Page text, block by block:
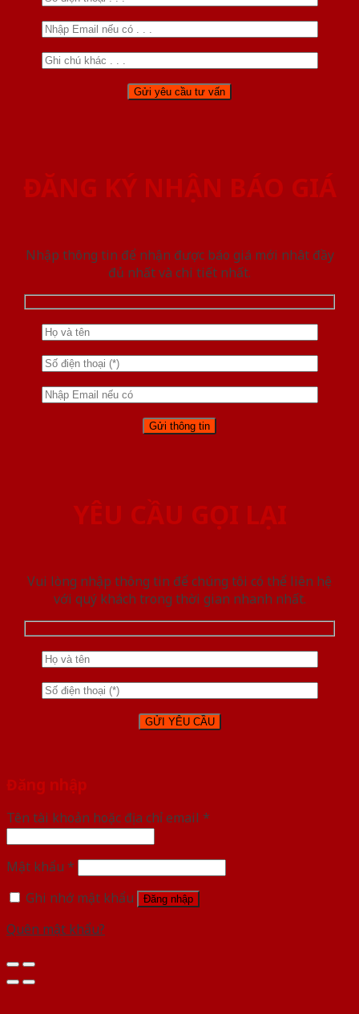
ĐĂNG KÝ NHẬN BÁO GIÁ
Nhập thông tin để nhận được báo giá mới nhât đầy
đủ nhất và chi tiết nhất.
YÊU CẦU GỌI LẠI
Vui lòng nhập thông tin để chúng tôi có thể liên hệ
với quý khách trong thời gian nhanh nhất.
Đăng nhập
Tên tài khoản hoặc địa chỉ email *
Mật khẩu *
Ghi nhớ mật khẩu
Đăng nhập
Quên mật khẩu?